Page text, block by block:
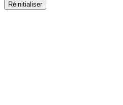
Réinitialiser